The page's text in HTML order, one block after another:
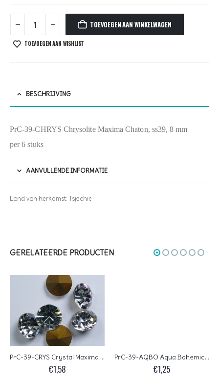
TOEVOEGEN AAN WINKELWAGEN
TOEVOEGEN AAN WISHLIST
BESCHRIJVING
PrC-39-CHRYS Chrysolite Maxima Chaton, ss39, 8 mm
per 6 stuks
AANVULLENDE INFORMATIE
Land van herkomst: Tsjechië
GERELATEERDE PRODUCTEN
PrC-39-CRYS Crystal Maxima Preciosa Chaton ss39
€1,58
PrC-39-AQBO Aqua Bohemica Preciosa ss39 Maxima Chaton
€1,25